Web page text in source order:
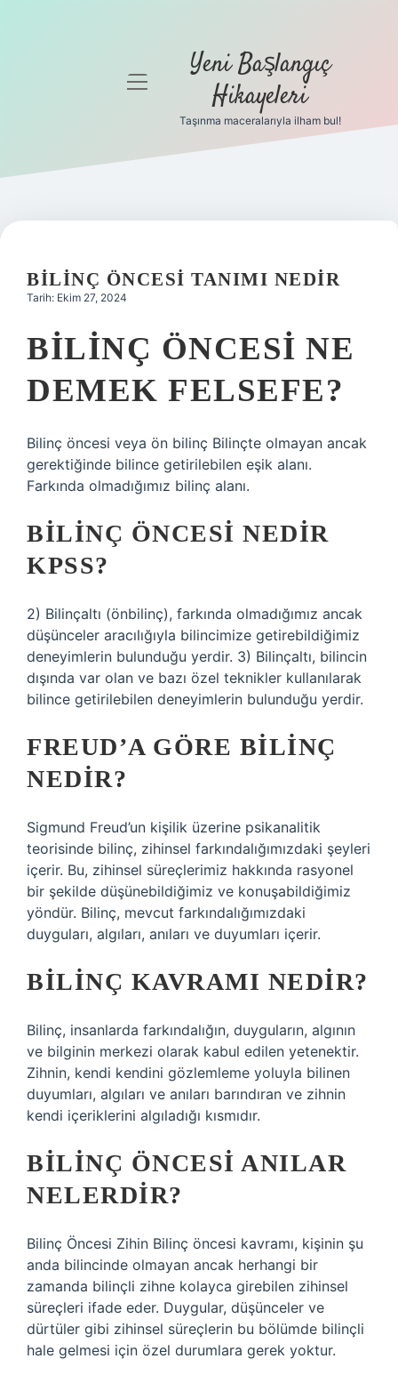
Gizlilik
Hakkımızda
menüyü
Yeni Başlangıç
Hikayeleri
Taşınma maceralarıyla ilham bul!
BILINÇ ÖNCESI TANIMI NEDIR
Tarih: Ekim 27, 2024
BILINÇ ÖNCESI NE
DEMEK FELSEFE?
Bilinç öncesi veya ön bilinç Bilinçte olmayan ancak
gerektiğinde bilince getirilebilen eşik alanı.
Farkında olmadığımız bilinç alanı.
BILINÇ ÖNCESI NEDIR
KPSS?
2) Bilinçaltı (önbilinç), farkında olmadığımız ancak
düşünceler aracılığıyla bilincimize getirebildiğimiz
deneyimlerin bulunduğu yerdir. 3) Bilinçaltı, bilincin
dışında var olan ve bazı özel teknikler kullanılarak
bilince getirilebilen deneyimlerin bulunduğu yerdir.
FREUD’A GÖRE BILINÇ
NEDIR?
Sigmund Freud’un kişilik üzerine psikanalitik
teorisinde bilinç, zihinsel farkındalığımızdaki şeyleri
içerir. Bu, zihinsel süreçlerimiz hakkında rasyonel
bir şekilde düşünebildiğimiz ve konuşabildiğimiz
yöndür. Bilinç, mevcut farkındalığımızdaki
duyguları, algıları, anıları ve duyumları içerir.
BILINÇ KAVRAMI NEDIR?
Bilinç, insanlarda farkındalığın, duyguların, algının
ve bilginin merkezi olarak kabul edilen yetenektir.
Zihnin, kendi kendini gözlemleme yoluyla bilinen
duyumları, algıları ve anıları barındıran ve zihnin
kendi içeriklerini algıladığı kısmıdır.
BILINÇ ÖNCESI ANILAR
NELERDIR?
Bilinç Öncesi Zihin Bilinç öncesi kavramı, kişinin şu
anda bilincinde olmayan ancak herhangi bir
zamanda bilinçli zihne kolayca girebilen zihinsel
süreçleri ifade eder. Duygular, düşünceler ve
dürtüler gibi zihinsel süreçlerin bu bölümde bilinçli
hale gelmesi için özel durumlara gerek yoktur.